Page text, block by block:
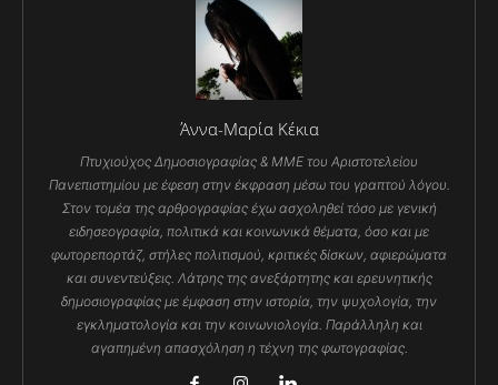
Άννα-Μαρία Κέκια
Πτυχιούχος Δημοσιογραφίας & ΜΜΕ του Αριστοτελείου
Πανεπιστημίου με έφεση στην έκφραση μέσω του γραπτού λόγου.
Στον τομέα της αρθρογραφίας έχω ασχοληθεί τόσο με γενική
ειδησεογραφία, πολιτικά και κοινωνικά θέματα, όσο και με
φωτορεπορτάζ, στήλες πολιτισμού, κριτικές δίσκων, αφιερώματα
και συνεντεύξεις. Λάτρης της ανεξάρτητης και ερευνητικής
δημοσιογραφίας με έμφαση στην ιστορία, την ψυχολογία, την
εγκληματολογία και την κοινωνιολογία. Παράλληλη και
αγαπημένη απασχόληση η τέχνη της φωτογραφίας.